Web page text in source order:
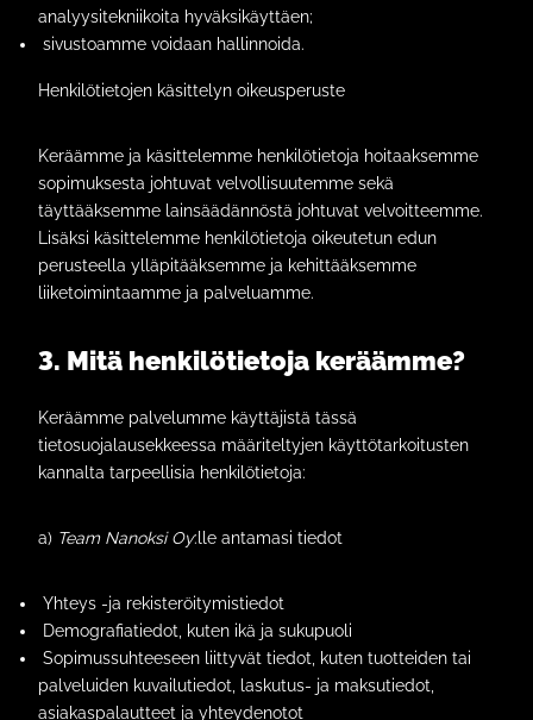
analyysitekniikoita hyväksikäyttäen;
sivustoamme voidaan hallinnoida.
Henkilötietojen käsittelyn oikeusperuste
Keräämme ja käsittelemme henkilötietoja hoitaaksemme
sopimuksesta johtuvat velvollisuutemme sekä
täyttääksemme lainsäädännöstä johtuvat velvoitteemme.
Lisäksi käsittelemme henkilötietoja oikeutetun edun
perusteella ylläpitääksemme ja kehittääksemme
liiketoimintaamme ja palveluamme.
3. Mitä henkilötietoja keräämme?
Keräämme palvelumme käyttäjistä tässä
tietosuojalausekkeessa määriteltyjen käyttötarkoitusten
kannalta tarpeellisia henkilötietoja:
a) Team Nanoksi Oy:lle antamasi tiedot
Yhteys -ja rekisteröitymistiedot
Demografiatiedot, kuten ikä ja sukupuoli
Sopimussuhteeseen liittyvät tiedot, kuten tuotteiden tai
palveluiden kuvailutiedot, laskutus- ja maksutiedot,
asiakaspalautteet ja yhteydenotot